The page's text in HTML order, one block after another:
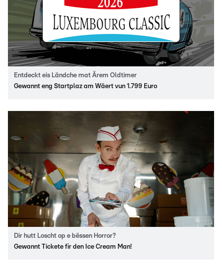
Entdeckt eis Ländche mat Ärem Oldtimer
Gewannt eng Startplaz am Wäert vun 1.799 Euro
Dir hutt Loscht op e bëssen Horror?
Gewannt Tickete fir den Ice Cream Man!